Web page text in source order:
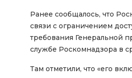
Ранее сообщалось, что
связи с ограничением
требования Генеральной
службе Роскомнадзора в
Там отметили, что «его